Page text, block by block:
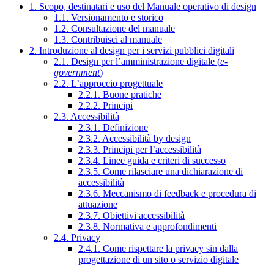
1. Scopo, destinatari e uso del Manuale operativo di design
1.1. Versionamento e storico
1.2. Consultazione del manuale
1.3. Contribuisci al manuale
2. Introduzione al design per i servizi pubblici digitali
2.1. Design per l’amministrazione digitale (e-
government)
2.2. L’approccio progettuale
2.2.1. Buone pratiche
2.2.2. Principi
2.3. Accessibilità
2.3.1. Definizione
2.3.2. Accessibilità by design
2.3.3. Principi per l’accessibilità
2.3.4. Linee guida e criteri di successo
2.3.5. Come rilasciare una dichiarazione di
accessibilità
2.3.6. Meccanismo di feedback e procedura di
attuazione
2.3.7. Obiettivi accessibilità
2.3.8. Normativa e approfondimenti
2.4. Privacy
2.4.1. Come rispettare la privacy sin dalla
progettazione di un sito o servizio digitale